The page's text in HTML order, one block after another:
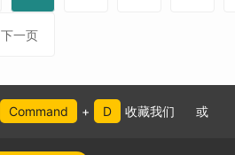
下一页
Command + D 收藏我们 或